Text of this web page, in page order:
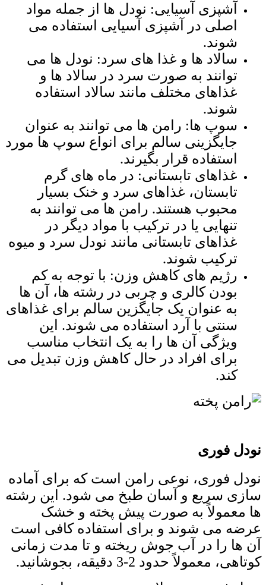
آشپزی آسیایی: نودل ‌ها از جمله مواد
اصلی در آشپزی آسیایی استفاده می
‌شوند.
سالاد ها و غذا های سرد: نودل ‌ها می
‌توانند به صورت سرد در سالاد ها و
غذاهای مختلف مانند سالاد استفاده
شوند.
سوپ ‌ها: رامن ‌ها می ‌توانند به عنوان
جایگزینی سالم برای انواع سوپ ‌ها مورد
استفاده قرار بگیرند.
غذاهای تابستانی: در ماه‌ های گرم
تابستان، غذاهای سرد و خنک بسیار
محبوب هستند. رامن ‌ها می ‌توانند به
تنهایی یا در ترکیب با مواد دیگر در
غذاهای تابستانی مانند نودل سرد و میوه
ترکیب شوند.
رژیم ‌های کاهش وزن: با توجه به کم
بودن کالری و چربی در رشته ‌ها، آن ها
به عنوان یک جایگزین سالم برای غذاهای
سنتی با آرد استفاده می ‌شوند. این
ویژگی آن ها را به یک انتخاب مناسب
برای افراد در حال کاهش وزن تبدیل می‌
کند.
نودل فوری
نودل فوری، نوعی رامن است که برای آماده
سازی سریع و آسان طبخ می ‌شود. این رشته
ها معمولاً به صورت پیش ‌پخته و خشک
عرضه می ‌شوند و برای استفاده کافی است
آن ها را در آب جوش ریخته و تا مدت زمانی
کوتاهی، معمولاً حدود 2-3 دقیقه، بجوشانید.